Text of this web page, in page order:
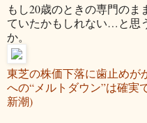
もし20歳のときの専門の
ていたかもしれない…と思
か。
東芝の株価下落に歯止めが
への“メルトダウン”は確実
新潮)